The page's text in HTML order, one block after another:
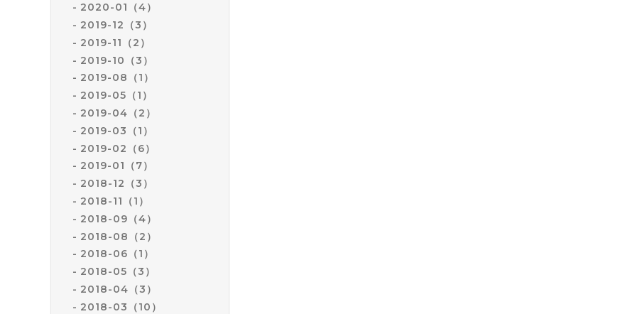
2020-01（4）
2019-12（3）
2019-11（2）
2019-10（3）
2019-08（1）
2019-05（1）
2019-04（2）
2019-03（1）
2019-02（6）
2019-01（7）
2018-12（3）
2018-11（1）
2018-09（4）
2018-08（2）
2018-06（1）
2018-05（3）
2018-04（3）
2018-03（10）